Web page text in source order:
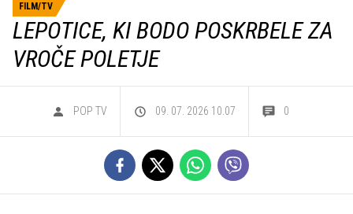
FILM/TV
LEPOTICE, KI BODO POSKRBELE ZA
VROČE POLETJE
POP TV 09. 07. 2026 10.07 0